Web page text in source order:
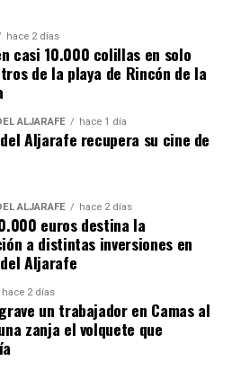
hace 2 días
casi 10.000 colillas en solo
de la playa de Rincón de la
ALJARAFE hace 1 día
Aljarafe recupera su cine de
ALJARAFE hace 2 días
euros destina la
a distintas inversiones en
Aljarafe
hace 2 días
un trabajador en Camas al
zanja el volquete que